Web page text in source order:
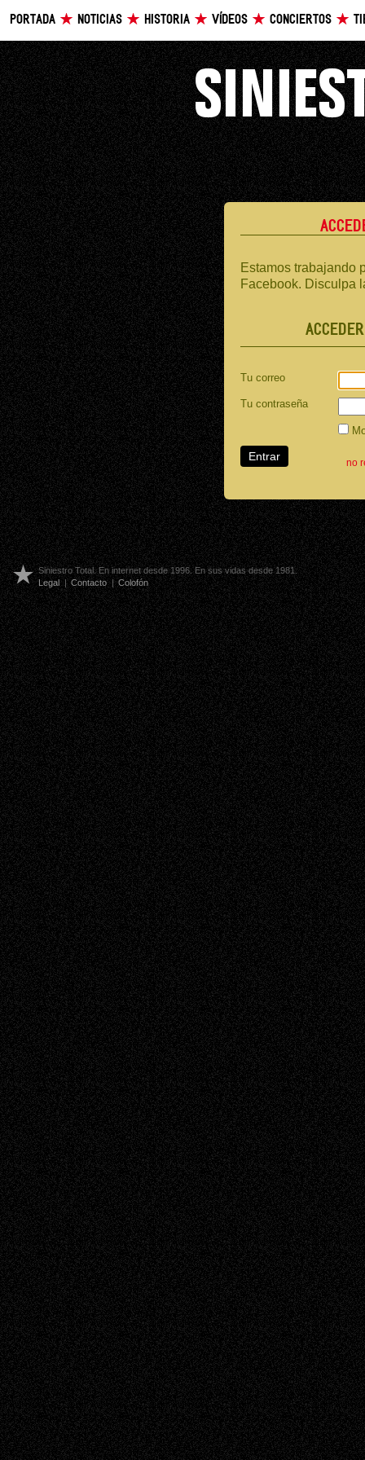
PORTADA NOTICIAS HISTORIA VÍDEOS CONCIERTOS
Estamos trabajando
Facebook. Disculpa
Tu correo
Tu contraseña
no
Siniestro Total. En internet desde 1996. En sus vidas desde 1981.
Legal | Contacto | Colofón